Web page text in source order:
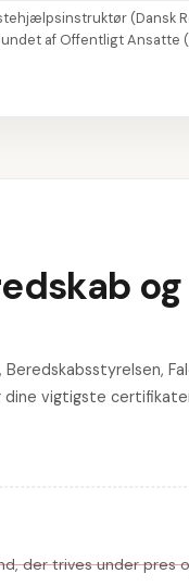
(Dansk
af Offentligt Ansatte
og
dine vigtigste
der trives under pres